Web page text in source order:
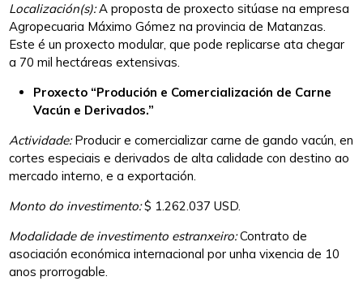
Localización(s):A proposta de proxecto sitúase na empresa
Agropecuaria Máximo Gómez na provincia de Matanzas.
Este é un proxecto modular, que pode replicarse ata chegar
a 70 mil hectáreas extensivas.
Proxecto “Produción e Comercialización de Carne
Vacún e Derivados.”
Actividade:Producir e comercializar carne de gando vacún, en
cortes especiais e derivados de alta calidade con destino ao
mercado interno, e a exportación.
Monto do investimento:$ 1.262.037 USD.
Modalidade de investimento estranxeiro:Contrato de
asociación económica internacional por unha vixencia de 10
anos prorrogable.